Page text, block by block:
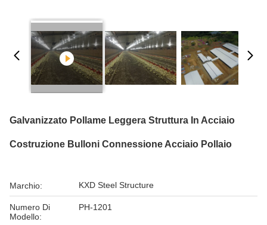
Galvanizzato Pollame Leggera Struttura In Acciaio
Costruzione Bulloni Connessione Acciaio Pollaio
Marchio: KXD Steel Structure
Numero Di
Modello:
PH-1201